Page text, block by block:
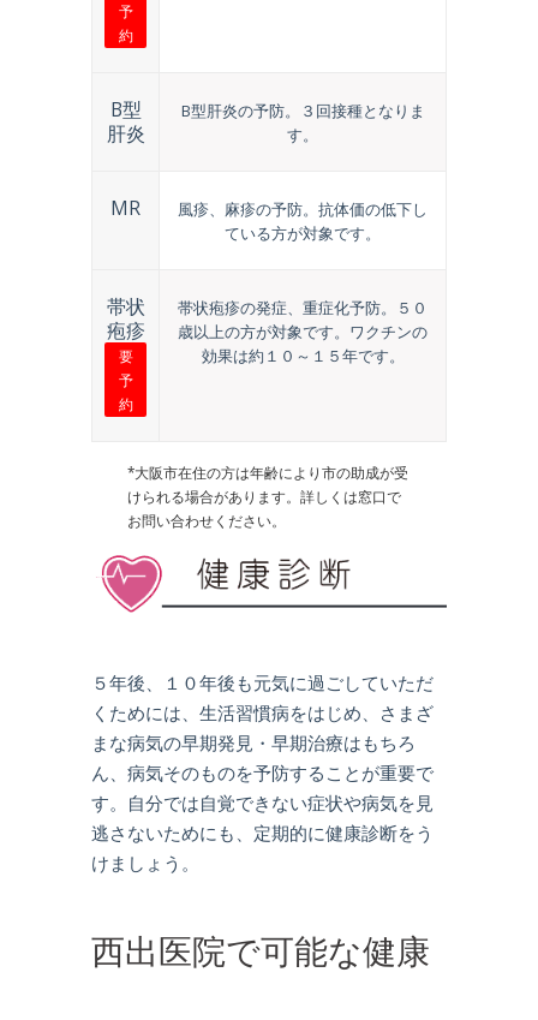
予
約
B型
肝炎
B型肝炎の予防。３回接種となりま
す。
MR
風疹、麻疹の予防。抗体価の低下し
ている方が対象です。
帯状
疱疹
要
予
約
帯状疱疹の発症、重症化予防。５０
歳以上の方が対象です。ワクチンの
効果は約１０～１５年です。
*大阪市在住の方は年齢により市の助成が受
けられる場合があります。詳しくは窓口で
お問い合わせください。
５年後、１０年後も元気に過ごしていただ
くためには、生活習慣病をはじめ、さまざ
まな病気の早期発見・早期治療はもちろ
ん、病気そのものを予防することが重要で
す。自分では自覚できない症状や病気を見
逃さないためにも、定期的に健康診断をう
けましょう。
西出医院で可能な健康